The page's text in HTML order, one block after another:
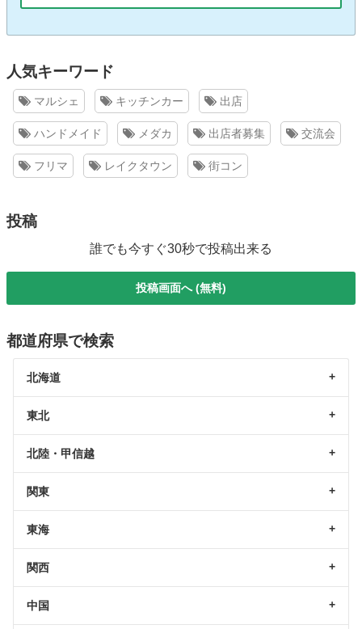
人気キーワード
マルシェ キッチンカー 出店
ハンドメイド メダカ 出店者募集 交流会
フリマ レイクタウン 街コン
投稿
誰でも今すぐ30秒で投稿出来る
投稿画面へ (無料)
都道府県で検索
北海道
東北
北陸・甲信越
関東
東海
関西
中国